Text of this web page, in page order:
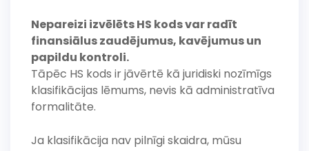
Nepareizi izvēlēts HS kods var radīt
finansiālus zaudējumus, kavējumus un
papildu kontroli.
Tāpēc HS kods ir jāvērtē kā juridiski nozīmīgs
klasifikācijas lēmums, nevis kā administratīva
formalitāte.
Ja klasifikācija nav pilnīgi skaidra, mūsu